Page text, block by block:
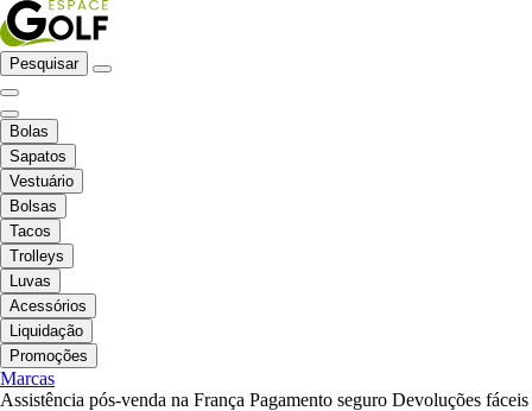
Pesquisar
Bolas
Sapatos
Vestuário
Bolsas
Tacos
Trolleys
Luvas
Acessórios
Liquidação
Promoções
Marcas
Assistência pós-venda na França Pagamento seguro Devoluções fáceis